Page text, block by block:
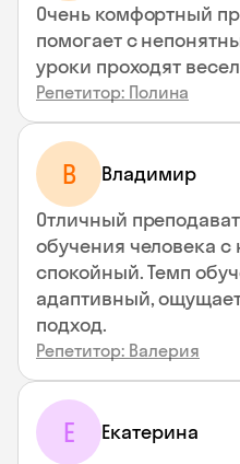
Очень комфортный
помогает с
уроки проходят
Репетитор: Полина
В Владимир
Отличный
обучения человека с
спокойный. Темп
адаптивный,
подход.
Репетитор: Валерия
Е Екатерина